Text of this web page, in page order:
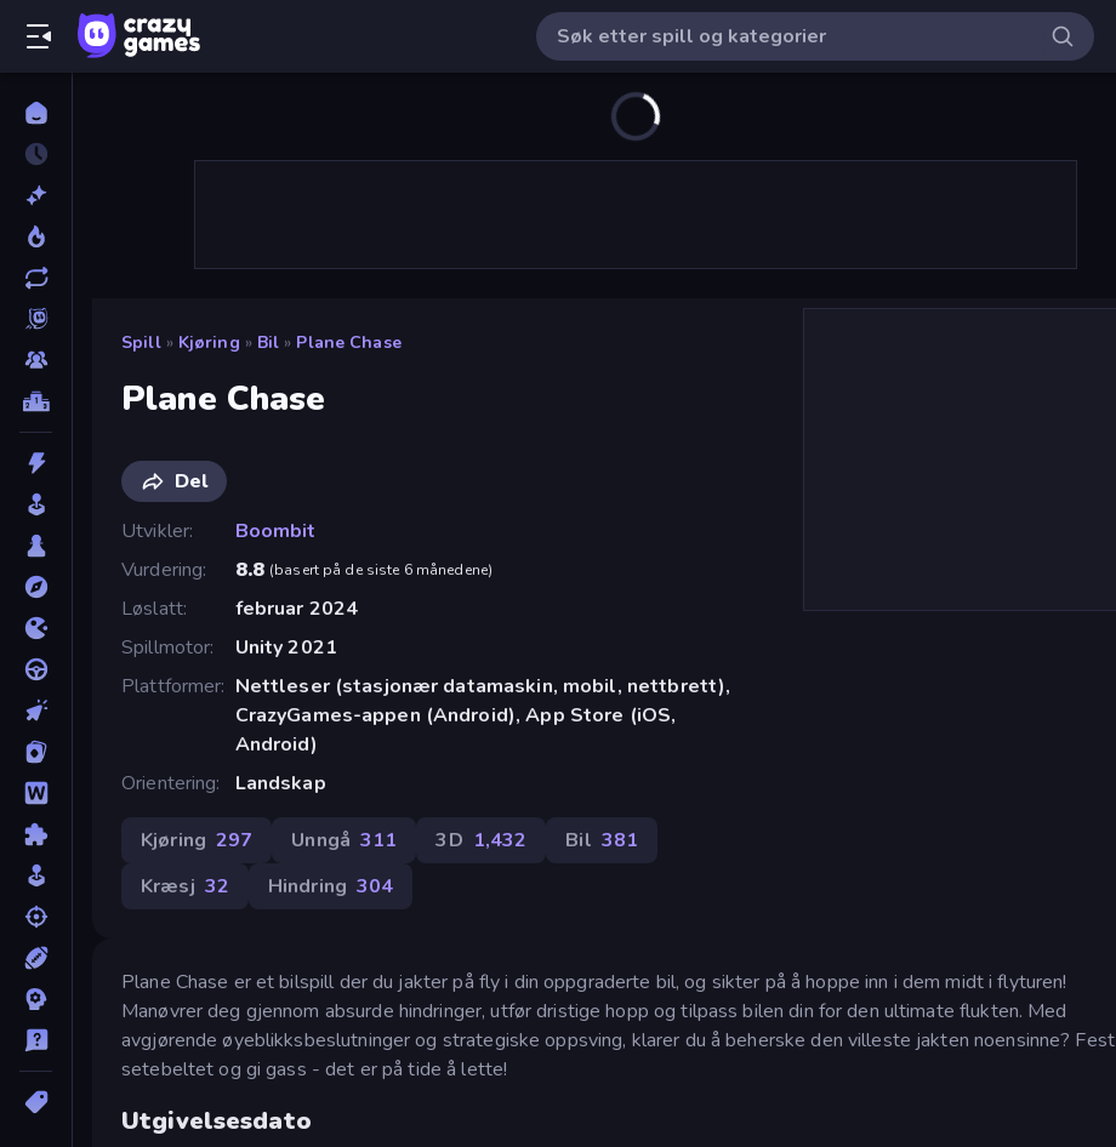
Spill » Kjøring » Bil » Plane Chase
Plane Chase
Del
Utvikler
Boombit
Vurdering
8.8 (basert på de siste 6 månedene)
Løslatt
februar 2024
Spillmotor
Unity 2021
Plattformer Nettleser (stasjonær datamaskin, mobil, nettbrett),
CrazyGames-appen (Android), App Store (iOS,
Android)
Orientering
Landskap
Kjøring 297 Unngå 311 3D 1,432 Bil 381
Kræsj 32 Hindring 304
Plane Chase er et bilspill der du jakter på fly i din oppgraderte bil, og sikter på å hoppe inn i dem midt i flyturen!
Manøvrer deg gjennom absurde hindringer, utfør dristige hopp og tilpass bilen din for den ultimate flukten. Med
avgjørende øyeblikksbeslutninger og strategiske oppsving, klarer du å beherske den villeste jakten noensinne? Fest
setebeltet og gi gass - det er på tide å lette!
Utgivelsesdato